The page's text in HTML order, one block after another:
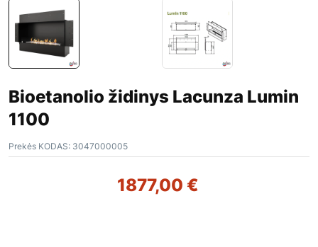
Bioetanolio židinys Lacunza Lumin
1100
Prekės KODAS: 3047000005
1877,00 €